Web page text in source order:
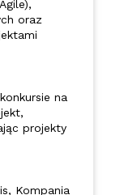
oraz
na
projekty
Kompania